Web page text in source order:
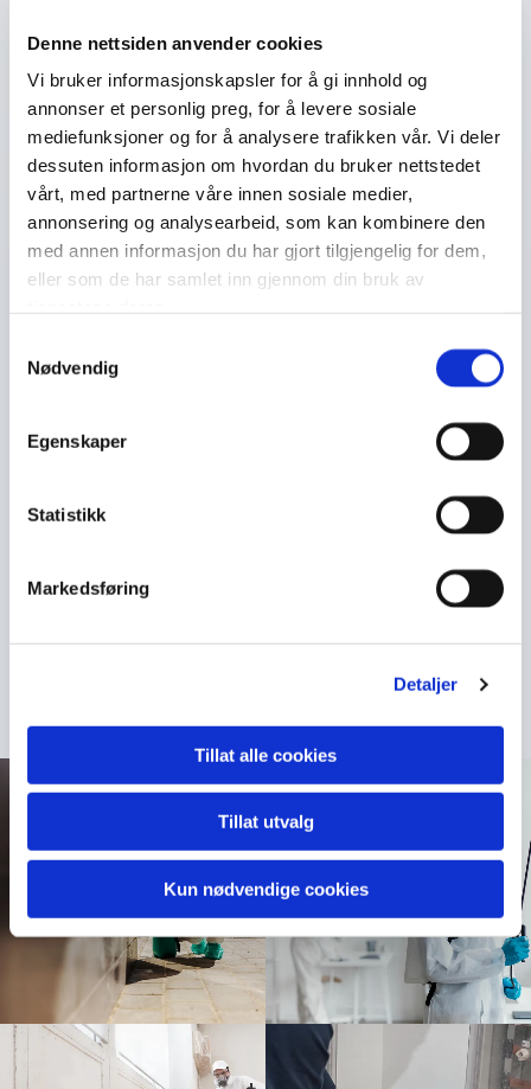
Denne nettsiden anvender cookies
Vi bruker informasjonskapsler for å gi innhold og
annonser et personlig preg, for å levere sosiale
mediefunksjoner og for å analysere trafikken vår. Vi deler
dessuten informasjon om hvordan du bruker nettstedet
vårt, med partnerne våre innen sosiale medier,
annonsering og analysearbeid, som kan kombinere den
med annen informasjon du har gjort tilgjengelig for dem,
eller som de har samlet inn gjennom din bruk av
Nødvendig
Egenskaper
Statistikk
Markedsføring
Detaljer
Tillat alle cookies
Tillat utvalg
Kun nødvendige cookies
utfordringer og implementere løsninger som skaper et
trygt og komfortabelt miljø.
 Se hvordan vi kan hjelpe deg med inneklima
Ta kontakt med Ratex Skadedyr og
Inneklima AS i dag for en trygg og
enkel løsning på dine problemer.
Vi tilbyr tjenester til privat og